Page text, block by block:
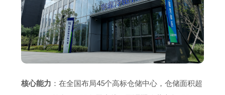
核心能力 ：在全国布局45个高标仓储中心，仓储面积超